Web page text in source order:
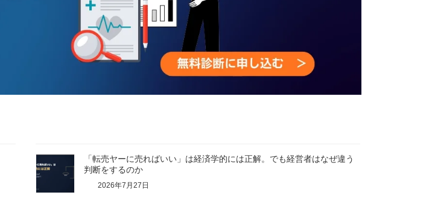
「転売ヤーに売ればいい」は経済学的には正解。でも経営者はなぜ違う
判断をするのか
2026年7月27日